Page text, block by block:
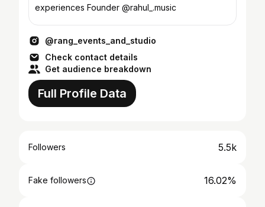
experiences Founder @rahul_.music
@rang_events_and_studio
Check contact details
Get audience breakdown
Full Profile Data
Followers 5.5k
Fake followers 16.02%